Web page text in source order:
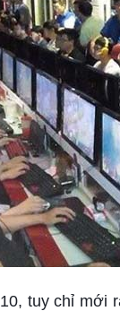
tuy chỉ mới